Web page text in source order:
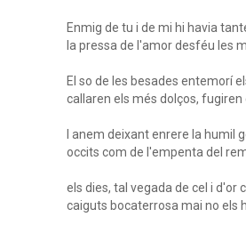
Enmig de tu i de mi hi havia
la pressa de l'amor desféu les
El so de les besades entemorí
callaren els més dolços, fugiren
I anem deixant enrere la humil
occits com de l'empenta del
els dies, tal vegada de cel i d'or
caiguts bocaterrosa mai no els